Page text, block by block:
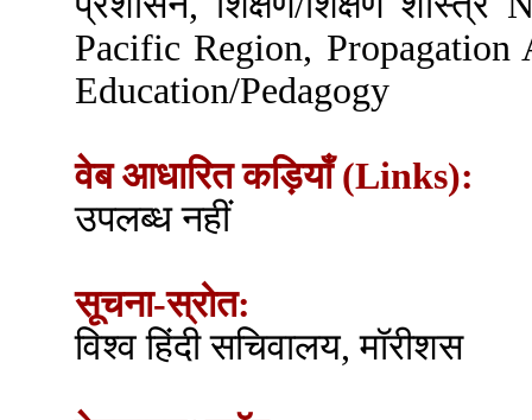
Pacific Region,
Education/Pedagogy
वेब आधारित कड़ियाँ (Links):
उपलब्ध नहीं
सूचना-स्रोत:
विश्व हिंदी सचिवालय, मॉरीशस